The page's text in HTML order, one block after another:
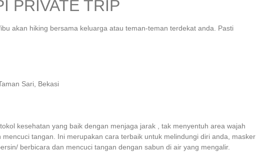
PRIVATE TRIP
akan hiking bersama keluarga atau teman-teman terdekat anda. Pasti
kesehatan yang baik dengan menjaga jarak , tak menyentuh area wajah
tangan. Ini merupakan cara terbaik untuk melindungi diri anda, masker
berbicara dan mencuci tangan dengan sabun di air yang mengalir.